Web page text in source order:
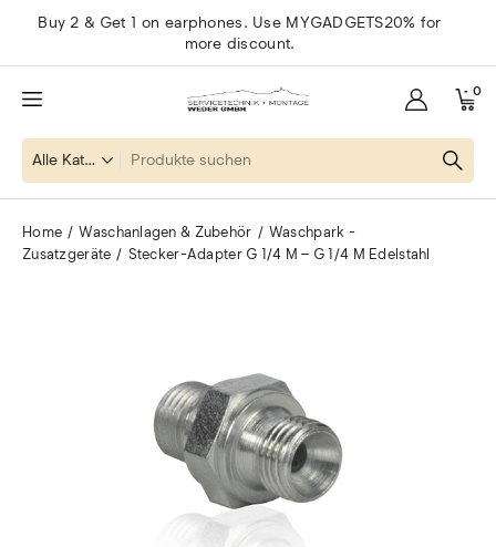
Buy 2 & Get 1 on earphones. Use MYGADGETS20% for
more discount.
0
Home Waschanlagen & Zubehör
Waschpark -
Zusatzgeräte
Stecker-Adapter G 1/4 M – G 1/4 M Edelstahl